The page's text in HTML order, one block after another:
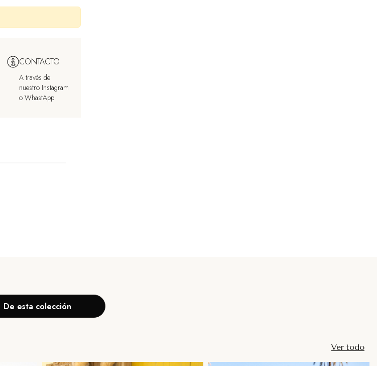
CONTACTO
A través de
nuestro Instagram
o WhastApp
De esta colección
Ver todo